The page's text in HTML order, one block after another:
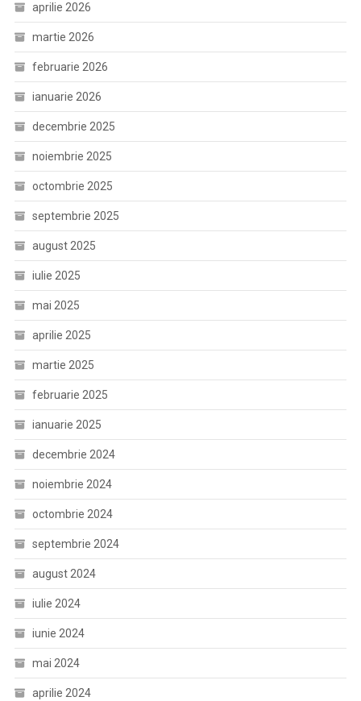
aprilie 2026
martie 2026
februarie 2026
ianuarie 2026
decembrie 2025
noiembrie 2025
octombrie 2025
septembrie 2025
august 2025
iulie 2025
mai 2025
aprilie 2025
martie 2025
februarie 2025
ianuarie 2025
decembrie 2024
noiembrie 2024
octombrie 2024
septembrie 2024
august 2024
iulie 2024
iunie 2024
mai 2024
aprilie 2024